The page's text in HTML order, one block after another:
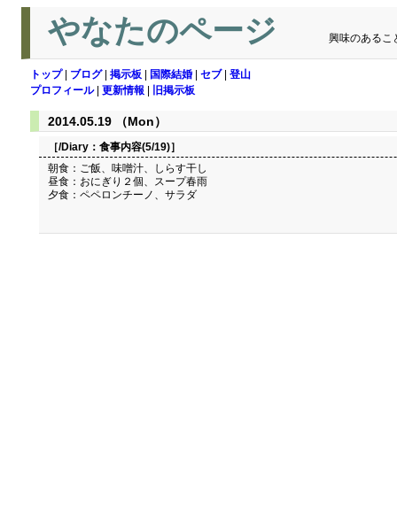
やなたのページ 興味のあるこ
トップ| ブログ| 掲示板 国際結婚 セブ| 登山
プロフィール| 更新情報 旧掲示板
2014.05.19 （Mon）
［/Diary： 食事内容(5/19)］
朝食：ご飯、味噌汁、しらす干し
昼食：おにぎり２個、スープ春雨
夕食：ペペロンチーノ、サラダ